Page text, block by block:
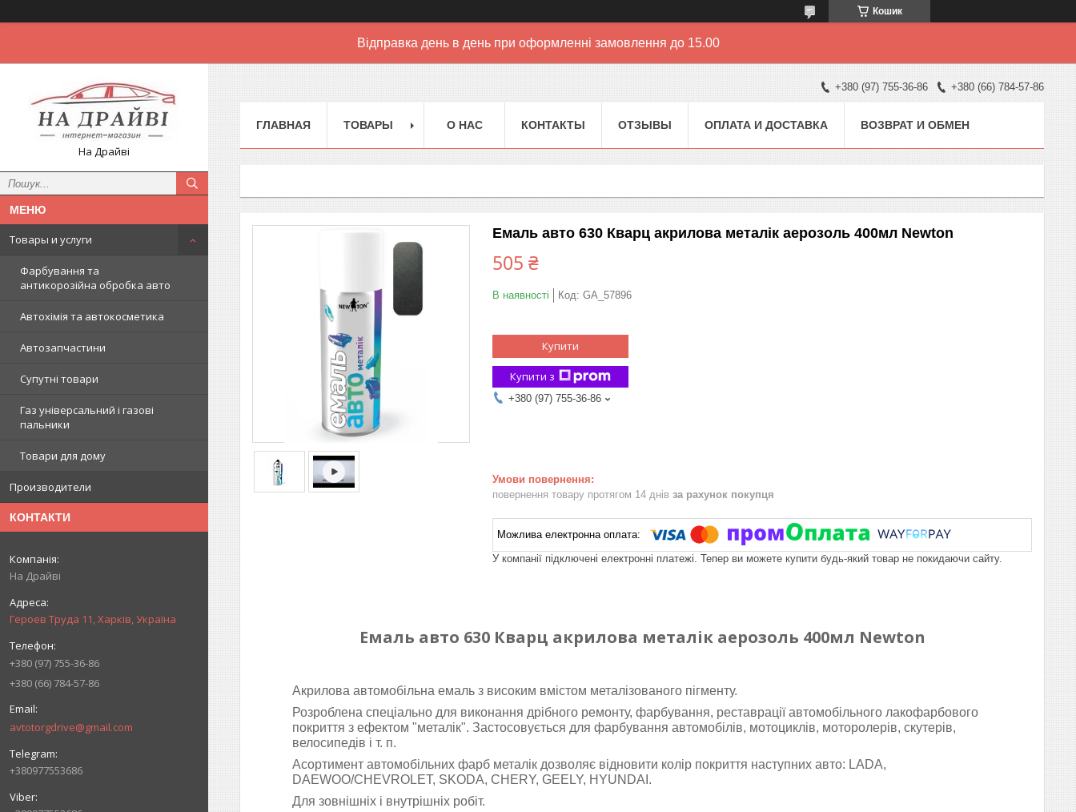
Кошик
Відправка день в день при оформленні замовлення до 15.00
На Драйві
Товары и услуги
Фарбування та
антикорозійна обробка авто
Автохімія та автокосметика
Автозапчастини
Супутні товари
Газ універсальний і газові
пальники
Товари для дому
Производители
КОНТАКТИ
На Драйві
Героев Труда 11, Харків, Україна
+380 (97) 755-36-86
+380 (66) 784-57-86
avtotorgdrive@gmail.com
+380977553686
+380 (97) 755-36-86 +380 (66) 784-57-86
ГЛАВНАЯ ТОВАРЫ О НАС КОНТАКТЫ ОТЗЫВЫ ОПЛАТА И ДОСТАВКА ВОЗВРАТ И ОБМЕН
Емаль авто 630 Кварц акрилова металік аерозоль 400мл Newton
505 ₴
В наявності Код: GA_57896
Купити
Купити з
+380 (97) 755-36-86
повернення товару протягом 14 днів за рахунок покупця
У компанії підключені електронні платежі. Тепер ви можете купити будь-який товар не покидаючи сайту.
Емаль авто 630 Кварц акрилова металік аерозоль 400мл Newton
Акрилова автомобільна емаль з високим вмістом металізованого пігменту.
Розроблена спеціально для виконання дрібного ремонту, фарбування, реставрації автомобільного лакофарбового
покриття з ефектом "металік". Застосовується для фарбування автомобілів, мотоциклів, моторолерів, скутерів,
велосипедів і т. п.
Асортимент автомобільних фарб металік дозволяє відновити колір покриття наступних авто: LADA,
DAEWOO/CHEVROLET, SKODA, CHERY, GEELY, HYUNDAI.
Для зовнішніх і внутрішніх робіт.